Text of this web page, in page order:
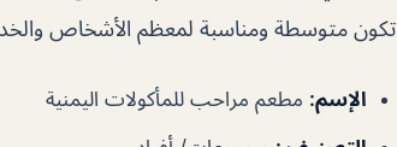
تكون متوسطة ومناسبة لمعظم الأشخاص
الإسم: مطعم مراحب للمأكولات اليمنية